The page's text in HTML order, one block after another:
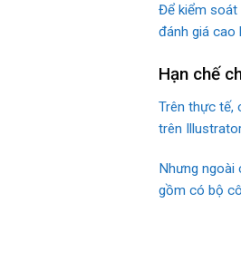
Để kiểm soát
đánh giá cao
Hạn chế
Trên thực tế,
trên
Nhưng ngoài
gồm có bộ